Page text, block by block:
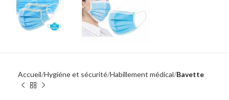
Accueil Hygiéne et sécurité Habillement médical Bavette